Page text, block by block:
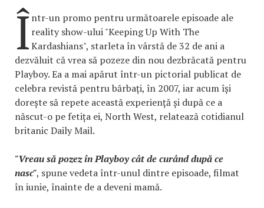
Într-un promo pentru următoarele episoade ale
reality show-ului "Keeping Up With The
Kardashians", starleta în vârstă de 32 de ani a
dezvăluit că vrea să pozeze din nou dezbrăcată pentru
Playboy. Ea a mai apărut într-un pictorial publicat de
celebra revistă pentru bărbați, în 2007, iar acum își
dorește să repete această experiență și după ce a
născut-o pe fetița ei, North West, relatează cotidianul
britanic Daily Mail.
"Vreau să pozez în Playboy cât de curând după ce
nasc", spune vedeta într-unul dintre episoade, filmat
în iunie, înainte de a deveni mamă.